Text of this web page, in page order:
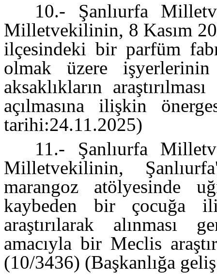
10.- Şanlıurfa
Milletvekilinin, 8 Kasım
ilçesindeki bir parfüm
olmak üzere işyerlerinin
aksaklıkların
açılmasına ilişkin
tarihi:24.11.2025)
11.- Şanlıurfa
Milletvekilinin,
marangoz atölyesinde
kaybeden bir çocuğa
araştırılarak alınması
amacıyla bir Meclis
(10/3436) (Başkanlığa